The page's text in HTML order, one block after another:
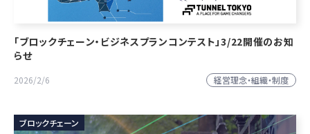
「ブロックチェーン・ビジネスプランコンテスト」3/22開催のお知
らせ
2026/2/6 経営理念・組織・制度
ブロックチェーン